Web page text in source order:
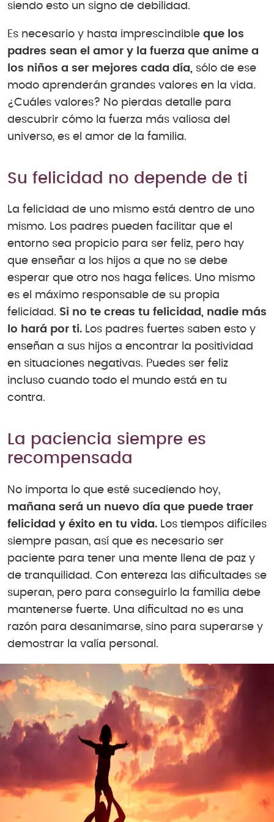
siendo esto un signo de debilidad.
Es necesario y hasta imprescindible que los
padres sean el amor y la fuerza que anime a
los niños a ser mejores cada día, sólo de ese
modo aprenderán grandes valores en la vida.
¿Cuáles valores? No pierdas detalle para
descubrir cómo la fuerza más valiosa del
universo, es el amor de la familia.
Su felicidad no depende de ti
La felicidad de uno mismo está dentro de uno
mismo. Los padres pueden facilitar que el
entorno sea propicio para ser feliz, pero hay
que enseñar a los hijos a que no se debe
esperar que otro nos haga felices. Uno mismo
es el máximo responsable de su propia
felicidad. Si no te creas tu felicidad, nadie más
lo hará por ti. Los padres fuertes saben esto y
enseñan a sus hijos a encontrar la positividad
en situaciones negativas. Puedes ser feliz
incluso cuando todo el mundo está en tu
contra.
La paciencia siempre es
recompensada
No importa lo que esté sucediendo hoy,
mañana será un nuevo día que puede traer
felicidad y éxito en tu vida. Los tiempos difíciles
siempre pasan, así que es necesario ser
paciente para tener una mente llena de paz y
de tranquilidad. Con entereza las dificultades se
superan, pero para conseguirlo la familia debe
mantenerse fuerte. Una dificultad no es una
razón para desanimarse, sino para superarse y
demostrar la valía personal.